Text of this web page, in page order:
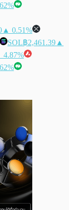
▲ 0.51%
SOL฿2,461.39 ▲
4.87%